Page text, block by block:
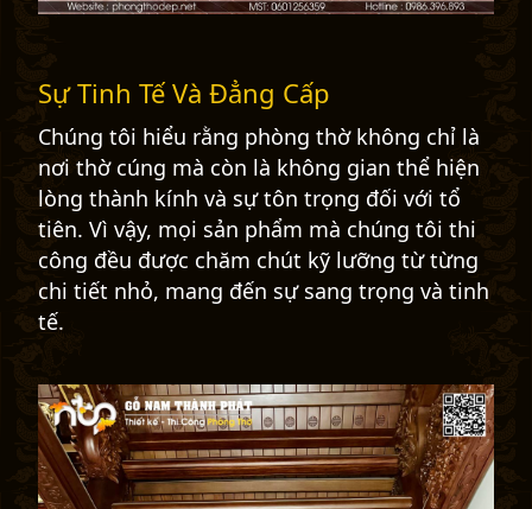
Sự Tinh Tế Và Đẳng Cấp
Chúng tôi hiểu rằng phòng thờ không chỉ là
nơi thờ cúng mà còn là không gian thể hiện
lòng thành kính và sự tôn trọng đối với tổ
tiên. Vì vậy, mọi sản phẩm mà chúng tôi thi
công đều được chăm chút kỹ lưỡng từ từng
chi tiết nhỏ, mang đến sự sang trọng và tinh
tế.